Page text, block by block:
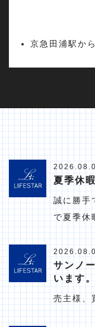
京急田浦駅か
夏季休
誠に勝手
で夏季休
サンノ
います。
売主様、